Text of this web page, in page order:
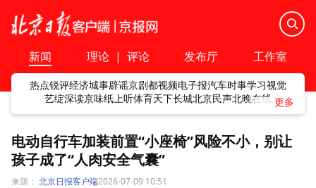
新闻 理论 | 评论 发布厅 工作室
热点锐评经济城事辟谣京剧都视频电子报汽车时事学习视觉
艺绽深读京味纸上听体育天下长城北京民声北晚在线
电动自行车加装前置“小座椅”风险不小，别让
孩子成了“人肉安全气囊”
来源： 北京日报客户端2026-07-09 10:51